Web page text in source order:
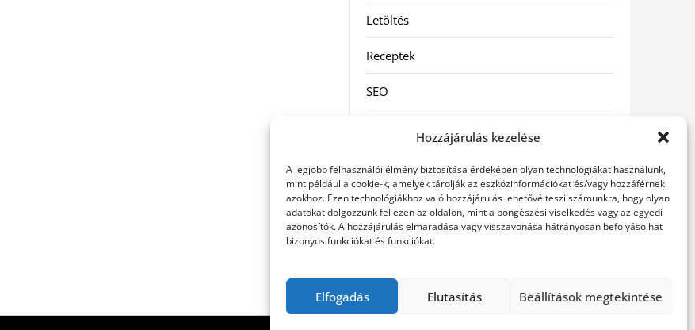
Hozzájárulás kezelése
A legjobb felhasználói élmény biztosítása érdekében olyan technológiákat használunk,
mint például a cookie-k, amelyek tárolják az eszközinformációkat és/vagy hozzáférnek
azokhoz. Ezen technológiákhoz való hozzájárulás lehetővé teszi számunkra, hogy olyan
adatokat dolgozzunk fel ezen az oldalon, mint a böngészési viselkedés vagy az egyedi
azonosítók. A hozzájárulás elmaradása vagy visszavonása hátrányosan befolyásolhat
bizonyos funkciókat és funkciókat.
Elfogadás Elutasítás Beállítások megtekintése
Letöltés
Receptek
SEO
Szórakozás
Táskák
Vásárlás-Eladás